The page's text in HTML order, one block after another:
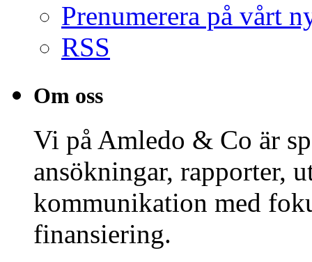
Prenumerera på vårt
RSS
Om oss
Vi på Amledo & Co är
ansökningar, rapporter,
kommunikation med
finansiering.